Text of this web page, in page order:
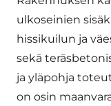
ulkoseinien
hissikuilun ja
sekä
ja yläpohja
on osin